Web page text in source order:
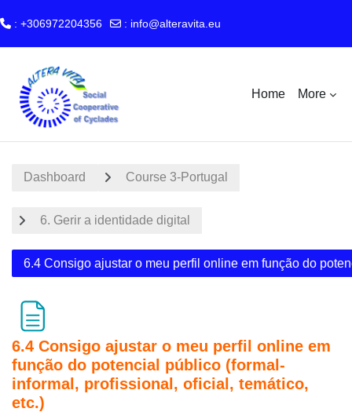
: +306972204356 : info@alteravita.eu
Home More
Dashboard Course 3-Portugal
6. Gerir a identidade digital
6.4 Consigo ajustar o meu perfil online em função do
6.4 Consigo ajustar o meu perfil online em
função do potencial público (formal-
informal, profissional, oficial, temático,
etc.)